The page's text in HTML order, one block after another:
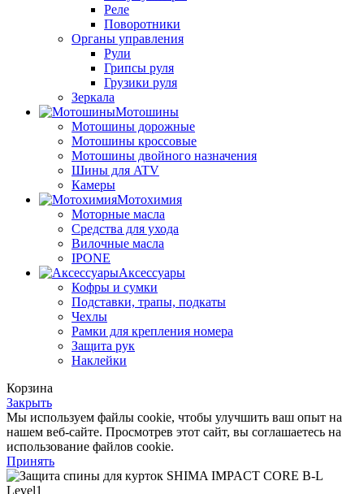
Реле
Поворотники
Органы управления
Рули
Грипсы руля
Грузики руля
Зеркала
Мотошины
Мотошины дорожные
Мотошины кроссовые
Мотошины двойного назначения
Шины для ATV
Камеры
Мотохимия
Моторные масла
Средства для ухода
Вилочные масла
IPONE
Аксессуары
Кофры и сумки
Подставки, трапы, подкаты
Чехлы
Рамки для крепления номера
Защита рук
Наклейки
Корзина
Закрыть
Мы используем файлы cookie, чтобы улучшить ваш опыт на
нашем веб-сайте. Просмотрев этот сайт, вы соглашаетесь на
использование файлов cookie.
Принять